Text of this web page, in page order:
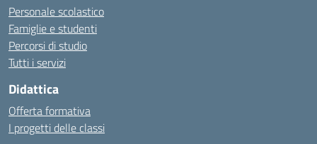
Personale scolastico
Famiglie e studenti
Percorsi di studio
Tutti i servizi
Didattica
Offerta formativa
I progetti delle classi